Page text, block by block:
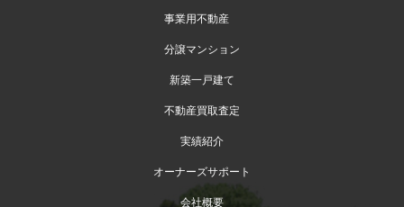
事業用不動産
分譲マンション
新築一戸建て
不動産買取査定
実績紹介
オーナーズサポート
会社概要